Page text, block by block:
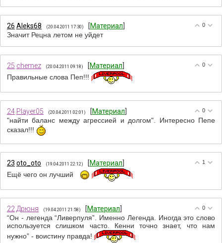
0
26 Aleks68 (20.04.2011 17:30) [Материал
Значит Рецна летом не уйдет
0
25 chemez (20.04.2011 09:18) [Материал
Правильные слова Пеп!!!
0
24 Player05 (20.04.2011 02:01) [Материал
"найти баланс между агрессией и долгом". Интересно Пепе
сказал!!!
1
23 oto_oto (19.04.2011 22:12) [Материал
Ещё чего он лучший
0
22 Дрюня (19.04.2011 21:58) [Материал
“Он - легенда “Ливерпуля”. Именно Легенда. Иногда это слово
используется слишком часто. Кенни точно знает, что нам
нужно” - воистину правда!